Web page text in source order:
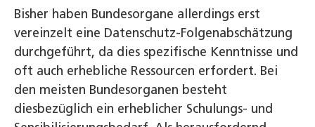
Bisher haben Bundesorgane allerdings erst
vereinzelt eine Datenschutz-Folgenabschätzung
durchgeführt, da dies spezifische Kenntnisse und
oft auch erhebliche Ressourcen erfordert. Bei
den meisten Bundesorganen besteht
diesbezüglich ein erheblicher Schulungs- und